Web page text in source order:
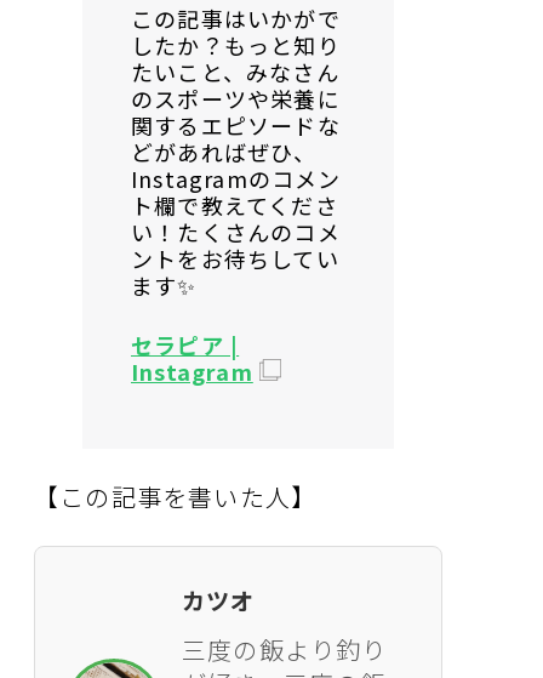
この記事はいかがで
したか？もっと知り
たいこと、みなさん
のスポーツや栄養に
関するエピソードな
どがあればぜひ、
Instagramのコメン
ト欄で教えてくださ
い！たくさんのコメ
ントをお待ちしてい
ます✨
セラピア |
Instagram
【この記事を書いた人】
カツオ
三度の飯より釣り